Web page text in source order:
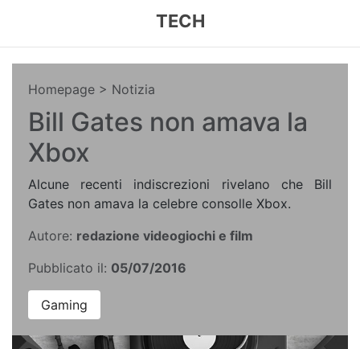
TECH
Homepage > Notizia
Bill Gates non amava la
Xbox
Alcune recenti indiscrezioni rivelano che Bill
Gates non amava la celebre consolle Xbox.
Autore: redazione videogiochi e film
Pubblicato il: 05/07/2016
Gaming